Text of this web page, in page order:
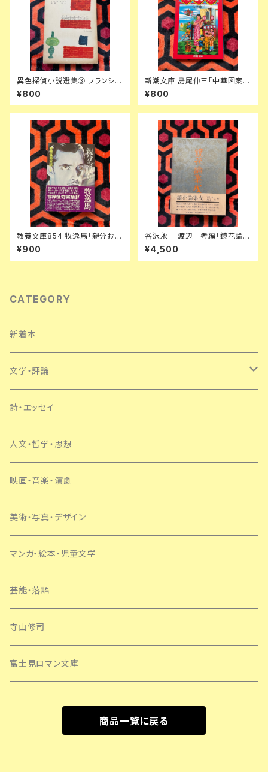
異色探偵小説選集③ フランシ
ス・アイルズ「殺意」延原謙 訳 初
版 装幀:花森安治 日本出版共同
株式会社
¥800
新潮文庫 島尾伸三「中華図案見
学」初版 文庫オリジナル 潮田登
久子 しまおまほ
¥800
教養文庫854 牧逸馬「親分お眠
り 世界怪奇実話ーⅣ」 初版 帯
付き 解説:中薗英助 カバー:合田
佐和子 社会思想社
¥900
谷沢永一 渡辺一考編「鏡花論集
成」初版 函入り 帯付き 装釘:前
川直 立風書房 三島由紀夫 澁澤
龍彦 鏑木清方
¥4,500
CATEGORY
新着本
文学・評論
日本
外国
SF・ミステリー
詩・エッセイ
人文・哲学・思想
映画・音楽・演劇
美術・写真・デザイン
マンガ・絵本・児童文学
芸能・落語
寺山修司
富士見ロマン文庫
商品一覧に戻る